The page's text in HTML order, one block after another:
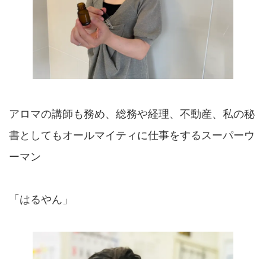
アロマの講師も務め、総務や経理、不動産、私の秘
書としてもオールマイティに仕事をするスーパーウ
ーマン
「はるやん」